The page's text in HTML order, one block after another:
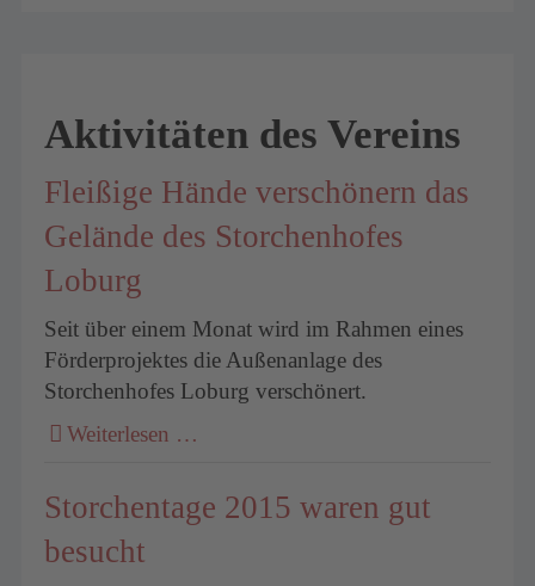
Aktivitäten des Vereins
Fleißige Hände verschönern das
Gelände des Storchenhofes
Loburg
Seit über einem Monat wird im Rahmen eines
Förderprojektes die Außenanlage des
Storchenhofes Loburg verschönert.
Weiterlesen …
Storchentage 2015 waren gut
besucht